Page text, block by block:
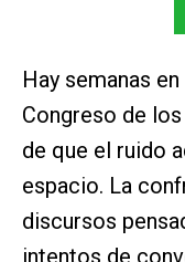
Hay semanas
Congreso de
de que el ruido
espacio. La
discursos